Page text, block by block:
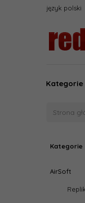
język polski
Kategorie
Strona
Kategorie
AirSoft